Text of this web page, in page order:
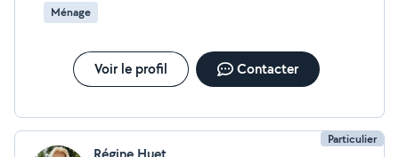
ai envoyé un SMS si c'était toujours ok et toujours pas de
réponse... Je l'ai ensuite contactée sur AlloVoisin pour savoir ce
une manière de faire ! Il suffisait juste de répondre qu’elle ne
pouvait pas et c'est tout... Très déçu par ce type de
comportement
Ménage
Voir le profil Contacter
Particulier